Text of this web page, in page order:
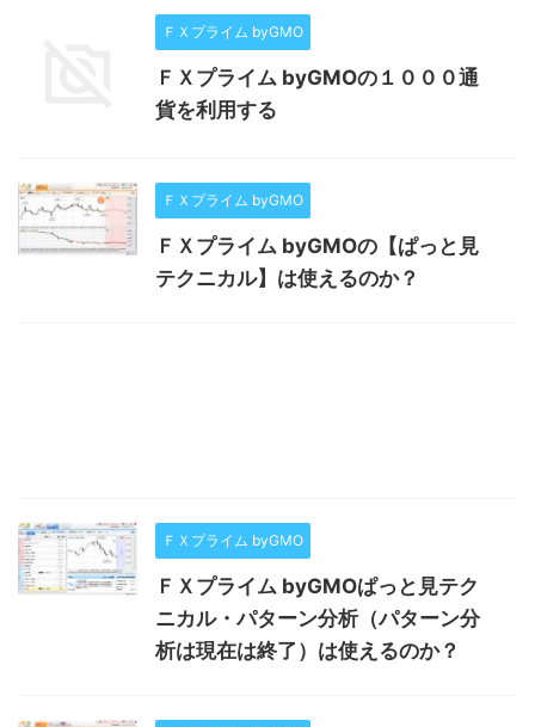
ＦＸプライム byGMO
ＦＸプライム byGMOの１０００通
貨を利用する
ＦＸプライム byGMO
ＦＸプライム byGMOの【ぱっと見
テクニカル】は使えるのか？
ＦＸプライム byGMO
ＦＸプライム byGMOぱっと見テク
ニカル・パターン分析（パターン分
析は現在は終了）は使えるのか？